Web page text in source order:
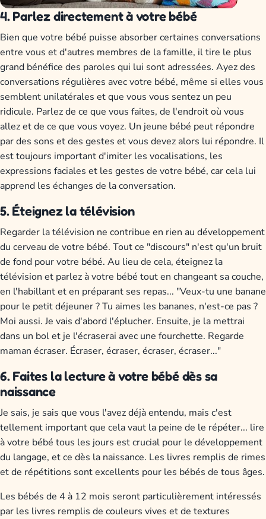
4. Parlez directement à votre bébé
Bien que votre bébé puisse absorber certaines conversations
entre vous et d'autres membres de la famille, il tire le plus
grand bénéfice des paroles qui lui sont adressées. Ayez des
conversations régulières avec votre bébé, même si elles vous
semblent unilatérales et que vous vous sentez un peu
ridicule. Parlez de ce que vous faites, de l'endroit où vous
allez et de ce que vous voyez. Un jeune bébé peut répondre
par des sons et des gestes et vous devez alors lui répondre. Il
est toujours important d'imiter les vocalisations, les
expressions faciales et les gestes de votre bébé, car cela lui
apprend les échanges de la conversation.
5. Éteignez la télévision
Regarder la télévision ne contribue en rien au développement
du cerveau de votre bébé. Tout ce "discours" n'est qu'un bruit
de fond pour votre bébé. Au lieu de cela, éteignez la
télévision et parlez à votre bébé tout en changeant sa couche,
en l'habillant et en préparant ses repas... "Veux-tu une banane
pour le petit déjeuner ? Tu aimes les bananes, n'est-ce pas ?
Moi aussi. Je vais d'abord l'éplucher. Ensuite, je la mettrai
dans un bol et je l'écraserai avec une fourchette. Regarde
maman écraser. Écraser, écraser, écraser, écraser..."
6. Faites la lecture à votre bébé dès sa
naissance
Je sais, je sais que vous l'avez déjà entendu, mais c'est
tellement important que cela vaut la peine de le répéter... lire
à votre bébé tous les jours est crucial pour le développement
du langage, et ce dès la naissance. Les livres remplis de rimes
et de répétitions sont excellents pour les bébés de tous âges.
Les bébés de 4 à 12 mois seront particulièrement intéressés
par les livres remplis de couleurs vives et de textures